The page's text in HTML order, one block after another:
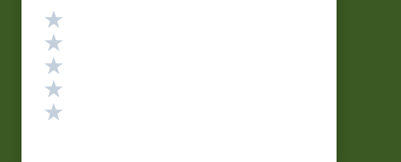
Valutazione